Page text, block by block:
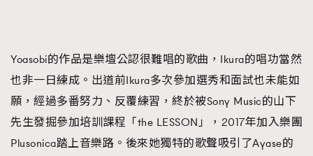
TRENDING
Yoasobi的作品是樂壇公認很難唱的歌曲，Ikura的唱功當然
也非一日練成。出道前Ikura多次參加選秀和面試也未能如
願，經過多番努力、反覆練習，終於被Sony Music的山下
先生發掘參加培訓課程「the LESSON」，2017年加入樂團
Plusonica踏上音樂路。後來她獨特的歌聲吸引了Ayase的